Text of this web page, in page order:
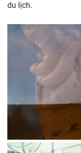
du lịch.